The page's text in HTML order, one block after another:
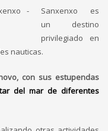
Sanxenxo es
un destino
privilegiado en
nauticas.
con sus estupendas
del mar de diferentes